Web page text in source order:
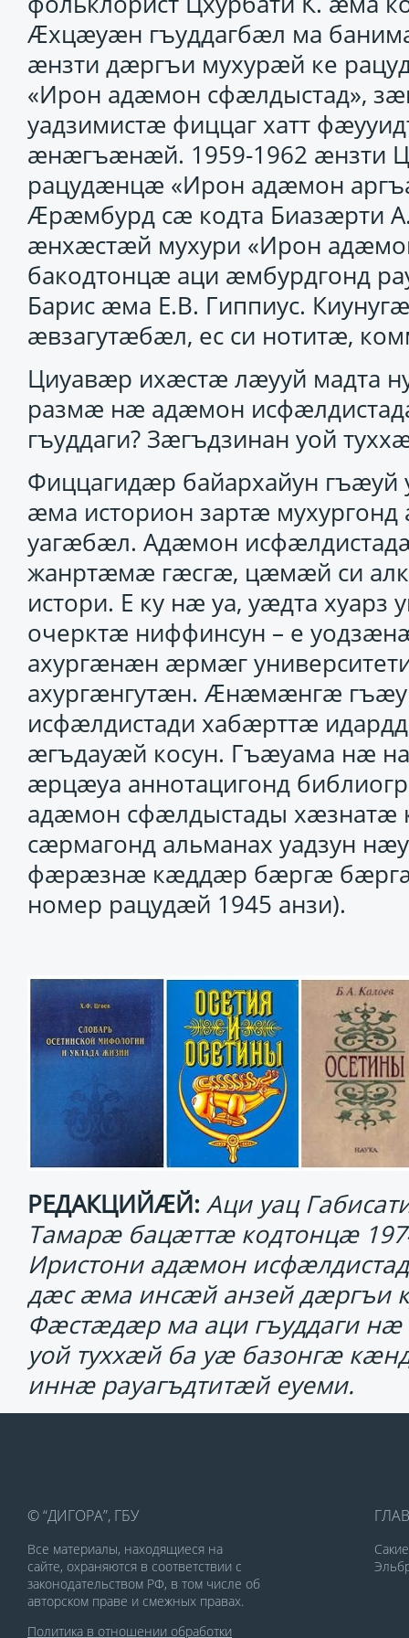
Ӕхцӕуӕн гъуддагбӕл ма
ӕнзти дӕргъи мухурӕй ке
«Ирон адӕмон сфӕлдыстад»,
уадзимистӕ фиццаг хатт
ӕнӕгъӕнӕй. 1959-1962 ӕнзти
рацудӕнцӕ «Ирон адӕмон
Ӕрӕмбурд сӕ кодта Биазӕрти
ӕнхӕстӕй мухури «Ирон
бакодтонцӕ аци ӕмбурдгонд
Барис ӕма Е.В. Гиппиус.
ӕвзагутӕбӕл, ес си нотитӕ,
Циуавӕр ихӕстӕ лӕууй мадта
размӕ нӕ адӕмон
гъуддаги? Зӕгъдзинан уой
Фиццагидӕр байархайун
ӕма историон зартӕ
уагӕбӕл. Адӕмон
жанртӕмӕ гӕсгӕ, цӕмӕй си
истори. Е ку нӕ уа, уӕдта
очерктӕ ниффинсун – е
ахургӕнӕн ӕрмӕг
ахургӕнгутӕн. Ӕнӕмӕнгӕ
исфӕлдистади хабӕрттӕ
ӕгъдауӕй косун. Гъӕуама нӕ
ӕрцӕуа аннотацигонд
адӕмон сфӕлдыстады
сӕрмагонд альманах уадзун
фӕрӕзнӕ кӕддӕр бӕргӕ
номер рацудӕй 1945 анзи).
РЕДАКЦИЙӔЙ: Аци уац
Тамарӕ бацӕттӕ кодтонцӕ
Иристони адӕмон
дӕс ӕма инсӕй анзей дӕргъи
Фӕстӕдӕр ма аци гъуддаги
уой туххӕй ба уӕ базонгӕ
иннӕ рауагъдтитӕй еуеми.
© “ДИГОРА”, ГБУ
Все материалы, находящиеся на
сайте, охраняются в соответствии с
законодательством РФ, в том числе об
авторском праве и смежных правах.
Политика в отношении обработки